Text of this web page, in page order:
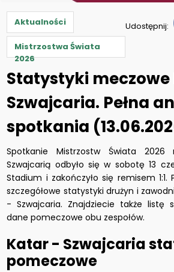
Aktualności
Mistrzostwa Świata
2026
Udostępnij:
Statystyki
Szwajcaria. Pełna
spotkania
Spotkanie Mistrzostw Świata
Szwajcarią odbyło się w sobotę 13
Stadium i zakończyło się remisem 1:1.
szczegółowe statystyki drużyn i
- Szwajcaria. Znajdziecie także listę
dane pomeczowe obu zespołów.
Katar - Szwajcaria
pomeczowe